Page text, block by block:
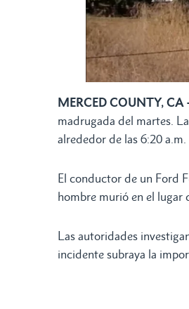
MERCED COUNTY, CA
madrugada del martes.
alrededor de las 6:20
El conductor de un Ford
hombre murió en el lugar
Las autoridades
incidente subraya la